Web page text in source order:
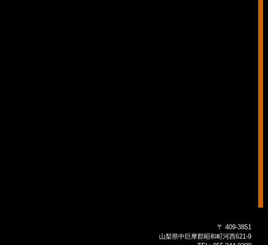
〒 409-3851
山梨県中巨摩郡昭和町河西621-9